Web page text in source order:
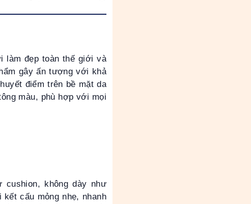
làm đẹp toàn thế giới và
gây ấn tượng với khả
điểm trên bề mặt da
màu, phù hợp với mọi
cushion, không dày như
cấu mỏng nhẹ, nhanh